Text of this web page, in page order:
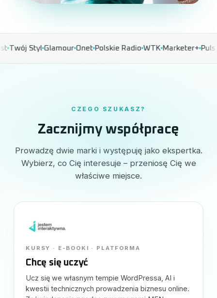
Styl Glamour Onet Polskie Radio WTK Marketer+ Puls
CZEGO SZUKASZ?
Zacznijmy współpracę
Prowadzę dwie marki i występuję jako ekspertka.
Wybierz, co Cię interesuje – przeniosę Cię we
właściwe miejsce.
KURSY · E-BOOKI · PLATFORMA
Chcę się uczyć
Ucz się we własnym tempie WordPressa, AI i
kwestii technicznych prowadzenia biznesu online.